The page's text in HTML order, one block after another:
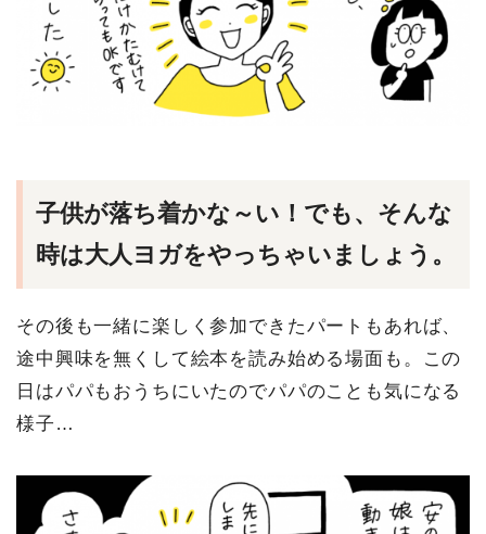
子供が落ち着かな～い！でも、そんな
時は大人ヨガをやっちゃいましょう。
その後も一緒に楽しく参加できたパートもあれば、
途中興味を無くして絵本を読み始める場面も。この
日はパパもおうちにいたのでパパのことも気になる
様子…